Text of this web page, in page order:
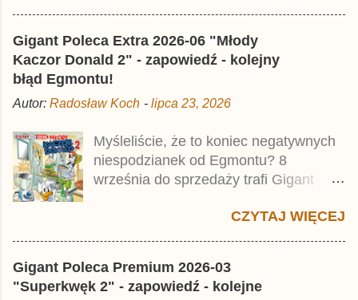
wynosi 49,99 zł i zamówicie go także z
rabatem na Egmont.pl . Za przekład
odpowiadał Jacek Drewnowski.
Publikacja jest przedrukiem drugiego
Taschenbuch Phantomias Collection ,
który trafił do sprzedaży pod koniec
2025 roku.
Gigant Poleca Extra 2026-06 "Młody
Kaczor Donald 2" - zapowiedź - kolejny
błąd Egmontu!
Autor: Radosław Koch - lipca 23, 2026
Myśleliście, że to koniec negatywnych
niespodzianek od Egmontu? 8
września do sprzedaży trafi Gigant
Jednak wbrew temu, na co wskazuje
młodego Kaczora Donalda i jego
przyjaciół, lecz prawdopodobnie znajdą
CZYTAJ WIĘCEJ
Gigant Poleca Premium 2026-03
"Superkwęk 2" - zapowiedź - kolejne